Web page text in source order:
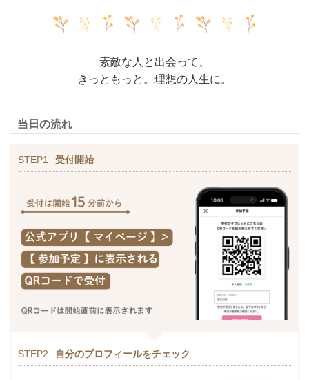
素敵な人と出会って、
きっともっと。理想の人生に。
当日の流れ
STEP1 受付開始
STEP2 自分のプロフィールをチェック